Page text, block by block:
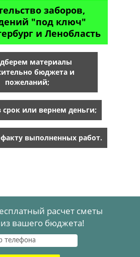
заборов,
"под ключ"
и Ленобласть
материалы
бюджета и
пожеланий;
или вернем деньги;
выполненных работ.
расчет сметы
вашего бюджета!